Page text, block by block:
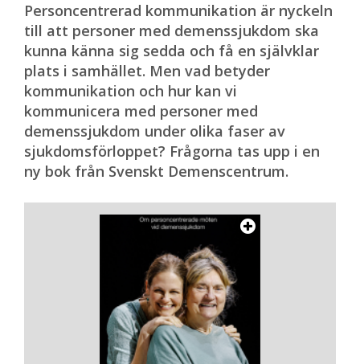
Personcentrerad kommunikation är nyckeln
till att personer med demenssjukdom ska
kunna känna sig sedda och få en självklar
plats i samhället. Men vad betyder
kommunikation och hur kan vi
kommunicera med personer med
demenssjukdom under olika faser av
sjukdomsförloppet? Frågorna tas upp i en
ny bok från Svenskt Demenscentrum.